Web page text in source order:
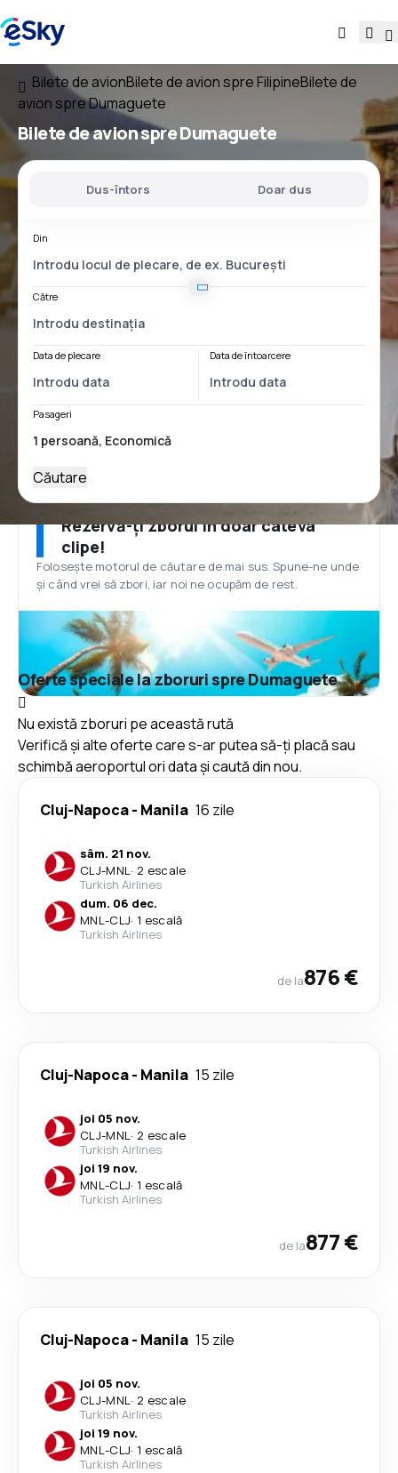
Bilete de avionBilete de avion spre FilipineBilete de
avion spre Dumaguete
Bilete de avion spre Dumaguete
Dus-întors Doar dus
Din
Către
Data de plecare Data de întoarcere
Pasageri
Căutare
Rezervă-ți zborul în doar câteva
clipe!
Folosește motorul de căutare de mai sus. Spune-ne unde
și când vrei să zbori, iar noi ne ocupăm de rest.
Oferte speciale la zboruri spre Dumaguete
Nu există zboruri pe această rută
Verifică și alte oferte care s-ar putea să-ți placă sau
schimbă aeroportul ori data și caută din nou.
Cluj-Napoca- Manila 16 zile
sâm. 21 nov.
CLJ-MNL· 2 escale
Turkish Airlines
dum. 06 dec.
MNL-CLJ· 1 escală
Turkish Airlines
de la876 €
Cluj-Napoca- Manila 15 zile
joi 05 nov.
CLJ-MNL· 2 escale
Turkish Airlines
joi 19 nov.
MNL-CLJ· 1 escală
Turkish Airlines
de la877 €
Cluj-Napoca- Manila 15 zile
joi 05 nov.
CLJ-MNL· 2 escale
Turkish Airlines
joi 19 nov.
MNL-CLJ· 1 escală
Turkish Airlines